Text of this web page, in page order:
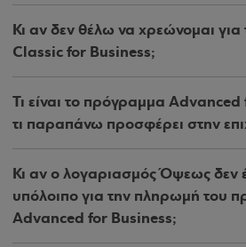
Κι αν δεν θέλω να χρεώνομαι
Classic for Business;
Τι είναι το πρόγραμμα Advanced
τι παραπάνω προσφέρει στην
Κι αν ο λογαριασμός Όψεως δεν
υπόλοιπο για την πληρωμή του
Advanced for Business;